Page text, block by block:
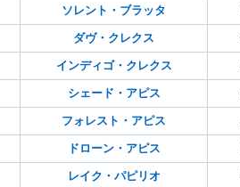
ソレント・ブラッタ
ダヴ・クレクス
インディゴ・クレクス
シェード・アピス
フォレスト・アピス
ドローン・アピス
レイク・パピリオ